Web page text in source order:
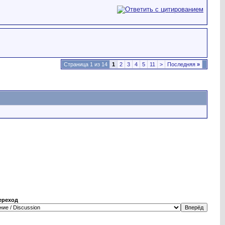
Страница 1 из 14 1 2 3 4 5 11 > Последняя »